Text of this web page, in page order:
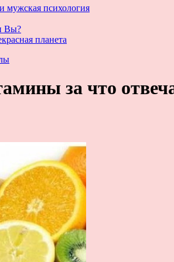
мужская психология
Вы?
планета
за что